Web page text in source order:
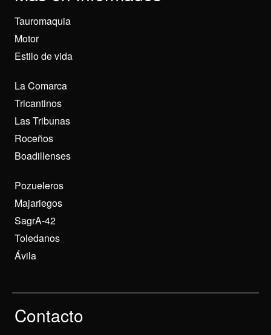
Tauromaquia
Motor
Estilo de vida
La Comarca
Tricantinos
Las Tribunas
Roceños
Boadillenses
Pozueleros
Majariegos
SagrA-42
Toledanos
Ávila
Contacto